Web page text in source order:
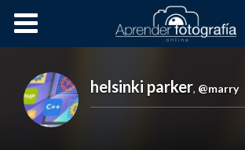
Cursos OnLine
helsinki parker, @marry